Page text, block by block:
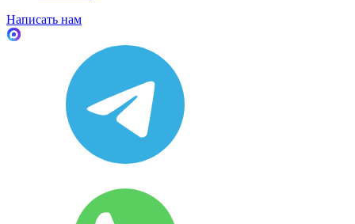
Написать нам